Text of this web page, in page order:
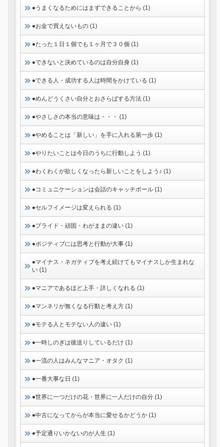
●うまくなるためにはまずできることから (1)
●お金で買えないもの (1)
●たった１日１個でも１ヶ月で３０個 (1)
●できないと決めているのは自分自身 (1)
●できる人・成功する人は時間をかけている (1)
●めんどうくさい自分とおさらばする方法 (1)
●やさしさの本当の意味は・・・ (1)
●やめることは「新しい」を手に入れる第一歩 (1)
●やりたいことは今日のうちに行動しよう (1)
●わくわくが欲しくなったら新しいことをしよう♪ (1)
●コミュニケーションは会話のキャッチボール (1)
●セルフイメージは変えられる (1)
●プライド・頑固・わがままの違い (1)
●ポジティブには思考と行動が大事 (1)
●マイナス・ネガティブを考え続けてもマイナスしか生まれな
い (1)
●マニアであるほど上手・詳しくなれる (1)
●マンネリが無くなる行動と考え方 (1)
●モテる人とモテない人の違い (1)
●一時しのぎは後送りしているだけ (1)
●一流の人はみんなマニア・オタク (1)
●一番大事な日 (1)
●世界に一つだけの花・世界に一人だけの自分 (1)
●中古になってからが本当に愛せるかどうか (1)
●予定通りいかないのが人生 (1)